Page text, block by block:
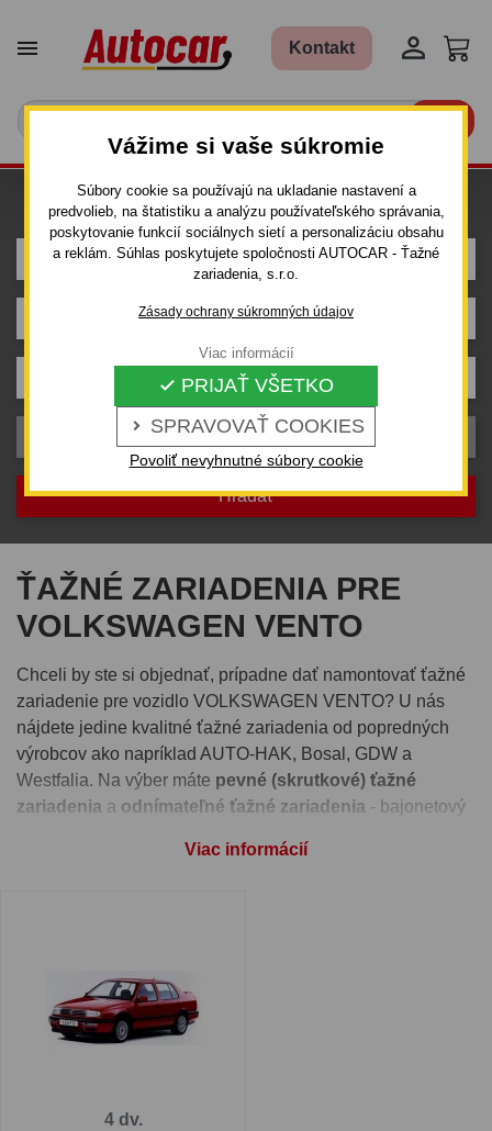
Vážime si vaše súkromie
Súbory cookie sa používajú na ukladanie nastavení a
predvolieb, na štatistiku a analýzu používateľského správania,
poskytovanie funkcií sociálnych sietí a personalizáciu obsahu
a reklám. Súhlas poskytujete spoločnosti AUTOCAR - Ťažné
zariadenia, s.r.o.
Zásady ochrany súkromných údajov
 SPRAVOVAŤ COOKIES
 PRIJAŤ VŠETKO
Povoliť nevyhnutné súbory cookie
Viac informácií
 Kontakt 
Hľadám ťažné pre auto
VOLKSWAGEN
ŤAŽNÉ ZARIADENIA PRE
VOLKSWAGEN VENTO
Chceli by ste si objednať, prípadne dať namontovať ťažné
zariadenie pre vozidlo VOLKSWAGEN VENTO? U nás
nájdete jedine kvalitné ťažné zariadenia od popredných
výrobcov ako napríklad AUTO-HAK, Bosal, GDW a
Westfalia. Na výber máte pevné (skrutkové) ťažné
zariadenia a odnímateľné ťažné zariadenia - bajonetový
Ivachnová, Senec alebo Prešov.
Viac informácií
4 dv.